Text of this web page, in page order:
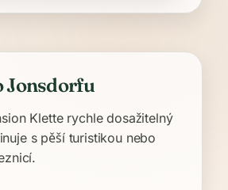
Jonsdorfu
Klette rychle dosažitelný
s pěší turistikou nebo